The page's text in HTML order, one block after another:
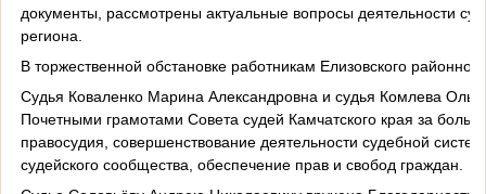
документы, рассмотрены актуальные вопросы деятельности
региона.
В торжественной обстановке работникам Елизовского
Судья Коваленко Марина Александровна и судья Комлева
Почетными грамотами Совета судей Камчатского края за
правосудия, совершенствование деятельности судебной
судейского сообщества, обеспечение прав и свобод граждан.